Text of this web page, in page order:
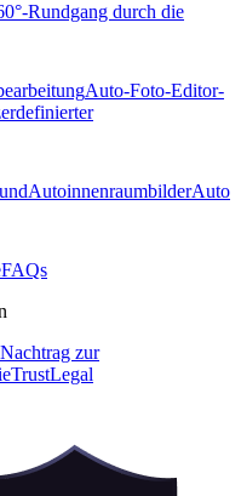
Rundgang durch die
Auto-Foto-Editor-
AutoinnenraumbilderAuto
FAQs
Nachtrag zur
TrustLegal